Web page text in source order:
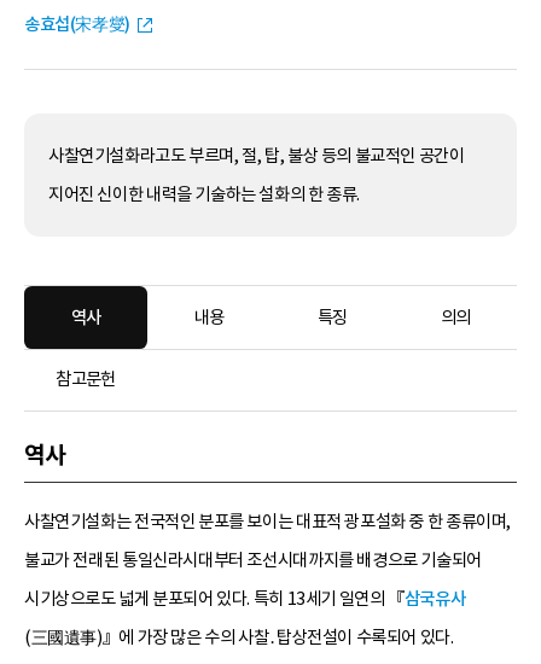
송효섭(宋孝燮)
사찰연기설화라고도 부르며, 절, 탑, 불상 등의 불교적인 공간이
지어진 신이한 내력을 기술하는 설화의 한 종류.
역사 내용 특징 의의
참고문헌
역사
사찰연기설화는 전국적인 분포를 보이는 대표적 광포설화 중 한 종류이며,
불교가 전래된 통일신라시대부터 조선시대까지를 배경으로 기술되어
시기상으로도 넓게 분포되어 있다. 특히 13세기 일연의 『삼국유사
(三國遺事)』에 가장 많은 수의 사찰․탑상전설이 수록되어 있다.